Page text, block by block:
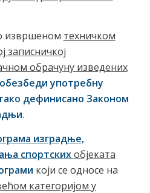
извршеном техничком
записничкој
обрачуну изведених
употребну
дефинисано Законом
.
изградње,
спортскихобјеката
који се односе на
категоријом у